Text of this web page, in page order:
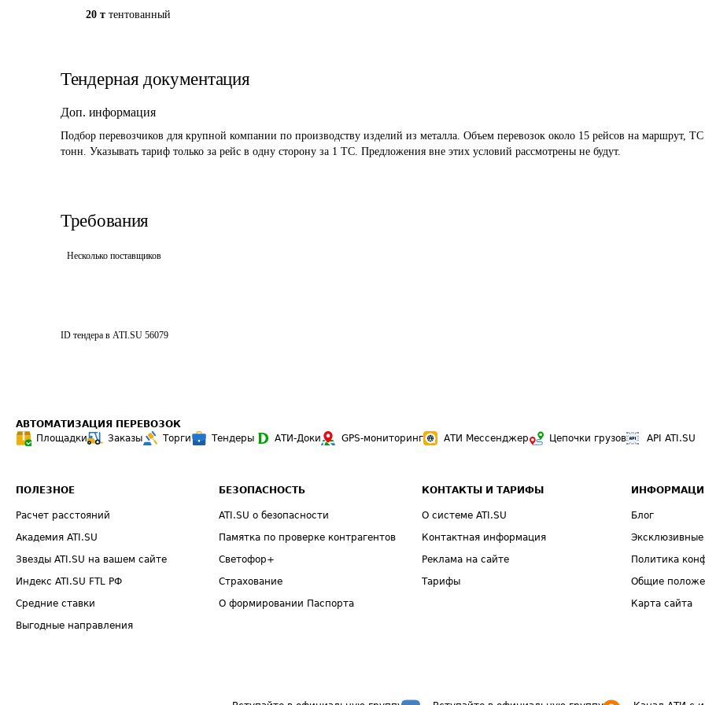
20 т тентованный
Тендерная документация
Доп. информация
Подбор перевозчиков для крупной компании по производству изделий из металла. Объем перевозок около 15 рейсов на маршрут,
тонн. Указывать тариф только за рейс в одну сторону за 1 ТС. Предложения вне этих условий рассмотрены не будут.
Требования
Несколько поставщиков
ID тендера в ATI.SU 56079
АВТОМАТИЗАЦИЯ ПЕРЕВОЗОК
Площадки
Заказы Торги Тендеры АТИ-Доки GPS-мониторинг АТИ Мессенджер Цепочки грузов API ATI.SU
ПОЛЕЗНОЕ
Расчет расстояний
Академия ATI.SU
Звезды ATI.SU на вашем сайте
Индекс ATI.SU FTL РФ
Средние ставки
Выгодные направления
БЕЗОПАСНОСТЬ
ATI.SU о безопасности
Памятка по проверке контрагентов
Светофор+
Страхование
О формировании Паспорта
КОНТАКТЫ И ТАРИФЫ
О системе ATI.SU
Контактная информация
Реклама на сайте
Тарифы
Блог
Политика
Общие
Карта сайта